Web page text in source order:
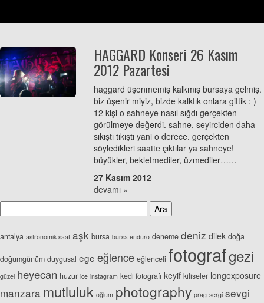
HAGGARD Konseri 26 Kasım
2012 Pazartesi
haggard üşenmemiş kalkmış bursaya gelmiş.
biz üşenir miyiz, bizde kalktık onlara gittik : )
12 kişi o sahneye nasıl sığdı gerçekten
görülmeye değerdi. sahne, seyirciden daha
sıkıştı tıkıştı yani o derece. gerçekten
söyledikleri saatte çıktılar ya sahneye!
büyükler, bekletmediler, üzmediler……
27 Kasım 2012
devamı »
antalya astronomik saat aşk bursa bursa enduro deneme deniz dilek doğa
doğumgünüm duygusal ege eğlence eğlenceli fotografgezi
güzel heyecan huzur ice instagram kedi fotografı keyif kiliseler longexposure
manzara mutluluk oğlum photography prag sergi sevgi